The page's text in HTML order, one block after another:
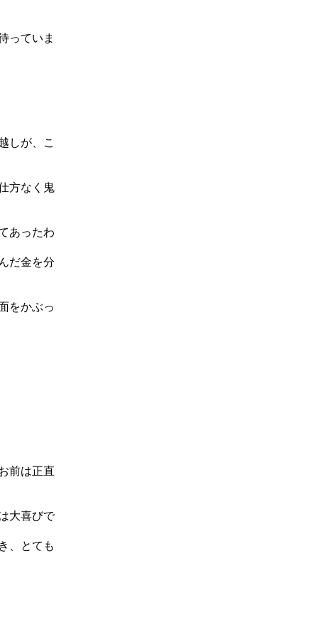
っていま
しが、こ
方なく鬼
あったわ
だ金を分
をかぶっ
前は正直
大喜びで
、とても